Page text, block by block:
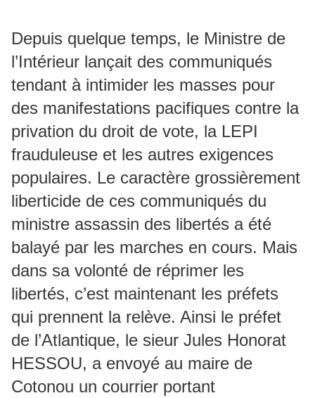
Depuis quelque temps, le Ministre de
l’Intérieur lançait des communiqués
tendant à intimider les masses pour
des manifestations pacifiques contre la
privation du droit de vote, la LEPI
frauduleuse et les autres exigences
populaires. Le caractère grossièrement
liberticide de ces communiqués du
ministre assassin des libertés a été
balayé par les marches en cours. Mais
dans sa volonté de réprimer les
libertés, c’est maintenant les préfets
qui prennent la relève. Ainsi le préfet
de l’Atlantique, le sieur Jules Honorat
HESSOU, a envoyé au maire de
Cotonou un courrier portant